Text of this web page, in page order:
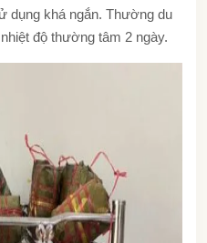
dụng khá ngắn. Thường du
độ thường tâm 2 ngày.